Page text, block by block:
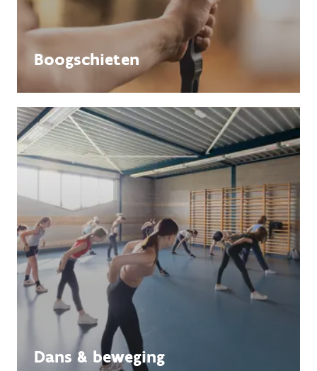
Boogschieten
Dans & beweging